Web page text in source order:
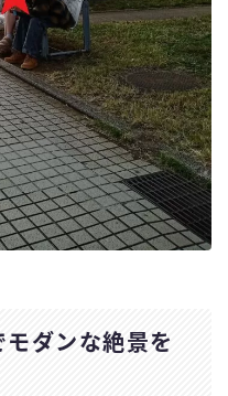
ダンな絶景を